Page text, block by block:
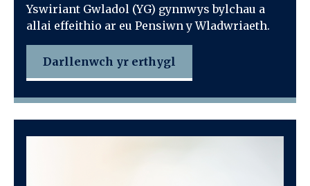
Yswiriant Gwladol (YG) gynnwys bylchau a
allai effeithio ar eu Pensiwn y Wladwriaeth.
Darllenwch yr erthygl